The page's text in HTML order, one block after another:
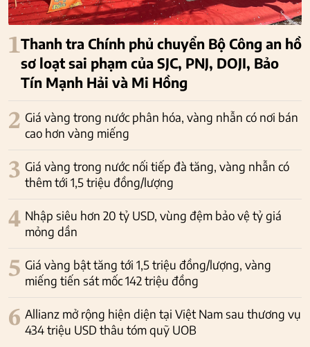
1Thanh tra Chính phủ chuyển Bộ Công an hồ
sơ loạt sai phạm của SJC, PNJ, DOJI, Bảo
Tín Mạnh Hải và Mi Hồng
2 Giá vàng trong nước phân hóa, vàng nhẫn có nơi bán
cao hơn vàng miếng
3 Giá vàng trong nước nối tiếp đà tăng, vàng nhẫn có
thêm tới 1,5 triệu đồng/lượng
4 Nhập siêu hơn 20 tỷ USD, vùng đệm bảo vệ tỷ giá
mỏng dần
5 Giá vàng bật tăng tới 1,5 triệu đồng/lượng, vàng
miếng tiến sát mốc 142 triệu đồng
6 Allianz mở rộng hiện diện tại Việt Nam sau thương vụ
434 triệu USD thâu tóm quỹ UOB